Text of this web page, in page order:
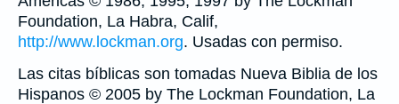
Foundation, La Habra, Calif,
http://www.lockman.org. Usadas con permiso.
Las citas bíblicas son tomadas Nueva Biblia de los
Hispanos © 2005 by The Lockman Foundation, La